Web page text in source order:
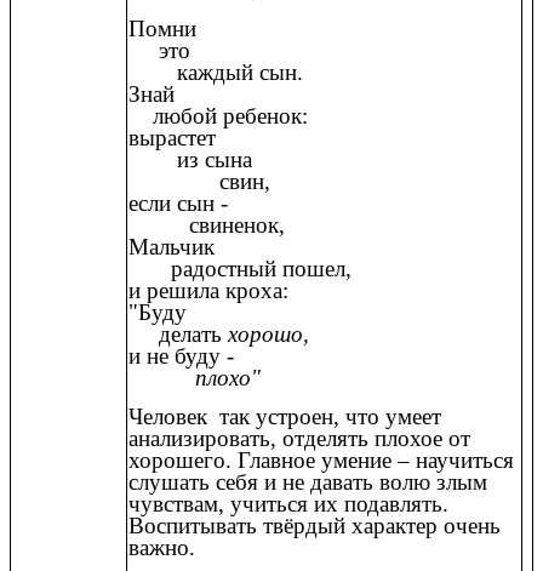
Помни
это
каждый сын.
Знай
любой ребенок:
вырастет
из сына
cвин,
если сын -
свиненок,
Мальчик
радостный пошел,
и решила кроха:
"Буду
делатьхорошо,
и не буду -
плохо"
Человек так устроен, что умеет
анализировать, отделять плохое от
хорошего. Главное умение – научиться
слушать себя и не давать волю злым
чувствам, учиться их подавлять.
Воспитывать твёрдый характер очень
важно.